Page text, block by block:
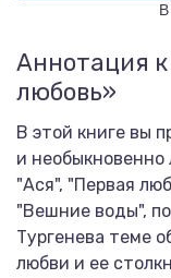
Аннотация
любовь»
В этой книге вы
и необыкновенно
"Ася", "Первая
"Вешние воды",
Тургенева теме
любви и ее